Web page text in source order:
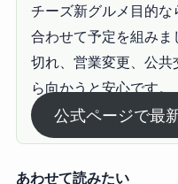
チーズ新グルメ目的
合わせて予定を組みま
切れ、営業変更、公
ら向かうと安心です。
公式ページで最
あわせて読みたい